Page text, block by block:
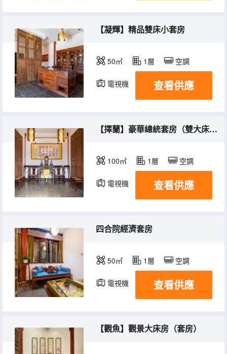
【凝輝】精品雙床小套房
50㎡ 1層 空調
電視機 查看供應
【擇蘭】豪華總統套房（雙大床精品套）
100㎡ 1層 空調
電視機 查看供應
四合院經濟套房
50㎡ 1層 空調
電視機 查看供應
【觀魚】觀景大床房（套房）